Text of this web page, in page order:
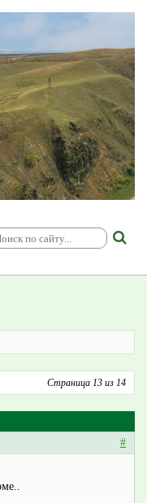
Страница 13 из 14
#